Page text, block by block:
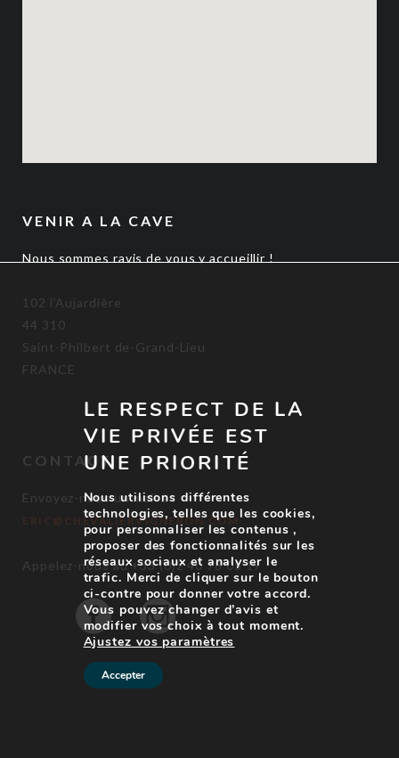
VENIR A LA CAVE
Nous sommes ravis de vous y accueillir !
102 l’Aujardière
44 310
Saint-Philbert de-Grand-Lieu
FRANCE
CONTACT
Envoyez-nous un mail à :
ERIC@CHEVALIERVIGNERON.COM
Appelez-nous au +33 (0)2 40 78 05 19
LE RESPECT DE LA
VIE PRIVÉE EST
UNE PRIORITÉ
Nous utilisons différentes
technologies, telles que les cookies,
pour personnaliser les contenus ,
proposer des fonctionnalités sur les
réseaux sociaux et analyser le
trafic. Merci de cliquer sur le bouton
ci-contre pour donner votre accord.
Vous pouvez changer d’avis et
modifier vos choix à tout moment.
Ajustez vos paramètres
Accepter